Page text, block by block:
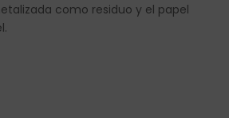
como residuo y el papel